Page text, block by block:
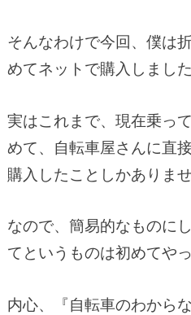
そんなわけで今回、僕は
めてネットで購入しました
実はこれまで、現在乗っ
めて、自転車屋さんに直
購入したことしかありま
なので、簡易的なものに
てというものは初めてや
内心、『自転車のわから